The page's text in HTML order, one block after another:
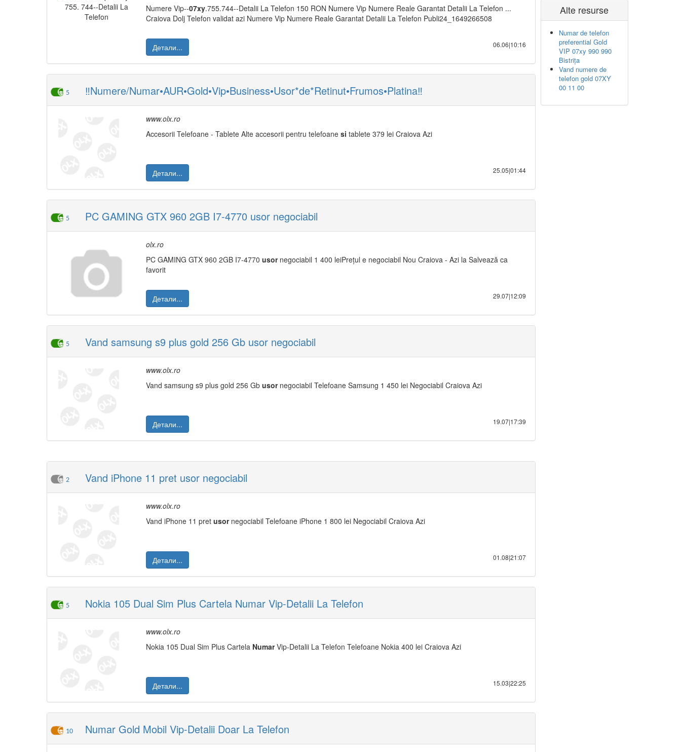
Numere Vip--07xy.755.744--Detalii La Telefon 150 RON Numere Vip Numere Reale Garantat Detalii La Telefon ...
Craiova Dolj Telefon validat azi Numere Vip Numere Reale Garantat Detalii La Telefon Publi24_1649266508
Детали... 06.06|10:16
5 ‼️Numere/Numar•AUR•Gold•Vip•Business•Usor*de*Retinut•Frumos•Platina‼️
www.olx.ro
Accesorii Telefoane - Tablete Alte accesorii pentru telefoane si tablete 379 lei Craiova Azi
Детали... 25.05|01:44
5 PC GAMING GTX 960 2GB I7-4770 usor negociabil
olx.ro
PC GAMING GTX 960 2GB I7-4770 usornegociabil 1 400 leiPrețul e negociabil Nou Craiova - Azi la Salvează ca
favorit
Детали... 29.07|12:09
5 Vand samsung s9 plus gold 256 Gb usor negociabil
www.olx.ro
Vand samsung s9 plus gold 256 Gb usornegociabil Telefoane Samsung 1 450 lei Negociabil Craiova Azi
Детали... 19.07|17:39
2 Vand iPhone 11 pret usor negociabil
www.olx.ro
Vand iPhone 11 pret usornegociabil Telefoane iPhone 1 800 lei Negociabil Craiova Azi
Детали... 01.08|21:07
5 Nokia 105 Dual Sim Plus Cartela Numar Vip-Detalii La Telefon
www.olx.ro
Nokia 105 Dual Sim Plus Cartela NumarVip-Detalii La Telefon Telefoane Nokia 400 lei Craiova Azi
Детали... 15.03|22:25
10 Numar Gold Mobil Vip-Detalii Doar La Telefon
Alte resurse
Numar de telefon
preferential Gold
VIP 07xy 990 990
Bistrița
Vand numere de
telefon gold 07XY
00 11 00